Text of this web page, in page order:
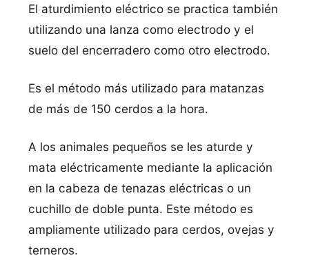
El aturdimiento eléctrico se practica también
utilizando una lanza como electrodo y el
suelo del encerradero como otro electrodo.
Es el método más utilizado para matanzas
de más de 150 cerdos a la hora.
A los animales pequeños se les aturde y
mata eléctricamente mediante la aplicación
en la cabeza de tenazas eléctricas o un
cuchillo de doble punta. Este método es
ampliamente utilizado para cerdos, ovejas y
terneros.